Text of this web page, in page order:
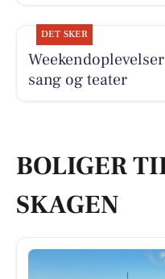
DET SKER
sang og teater
BOLIGER
SKAGEN